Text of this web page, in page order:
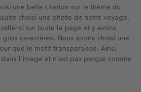
une belle citation sur le thème du
choisi une photo de notre voyage.
ci sur toute la page et y avons
caractères. Nous avons choisi une
que le motif transparaisse. Ainsi,
l’image et n’est pas perçue comme